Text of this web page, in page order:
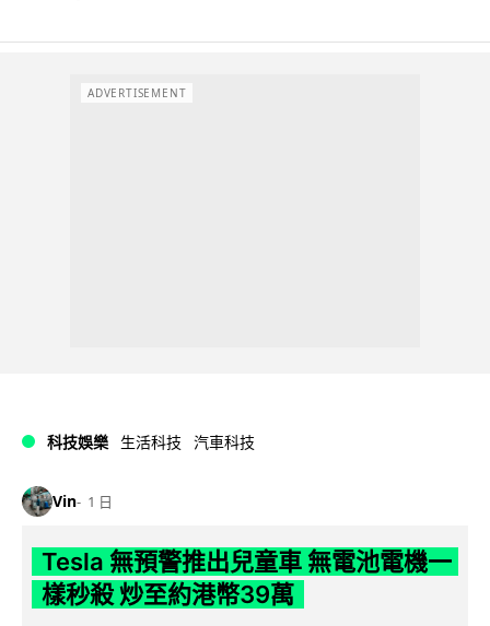
ADVERTISEMENT
科技娛樂 生活科技 汽車科技
Vin 1 日
Tesla 無預警推出兒童車 無電池電機一
樣秒殺 炒至約港幣39萬